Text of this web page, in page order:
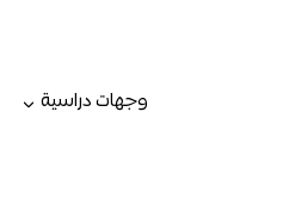
وجهات دراسية